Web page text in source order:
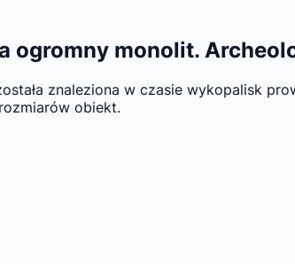
ogromny monolit.
znaleziona w czasie wykopalisk
obiekt.